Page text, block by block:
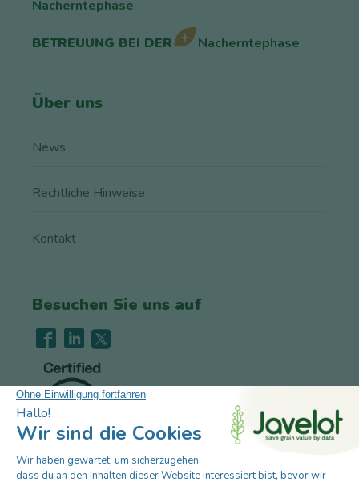
Nacherntephase
BETREUUNG BEI DER Nacherntephase
Über uns
News
Rechtliche Hinweise
Kontakt
Besuchen Sie uns auf